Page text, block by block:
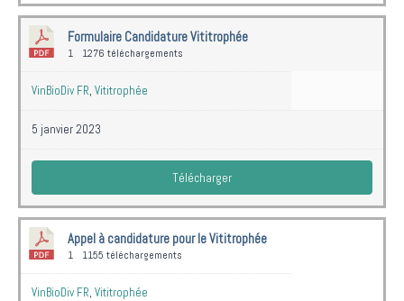
Formulaire Candidature Vititrophée
1 1276 téléchargements
VinBioDiv FR, Vititrophée
5 janvier 2023
Télécharger
Appel à candidature pour le Vititrophée
1 1155 téléchargements
VinBioDiv FR, Vititrophée